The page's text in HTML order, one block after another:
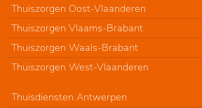
Thuiszorgen Oost-Vlaanderen
Thuiszorgen Vlaams-Brabant
Thuiszorgen Waals-Brabant
Thuiszorgen West-Vlaanderen
Thuisdiensten Antwerpen